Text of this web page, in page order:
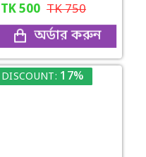
TK500 TK750
অর্ডার করুন
DISCOUNT: 17%